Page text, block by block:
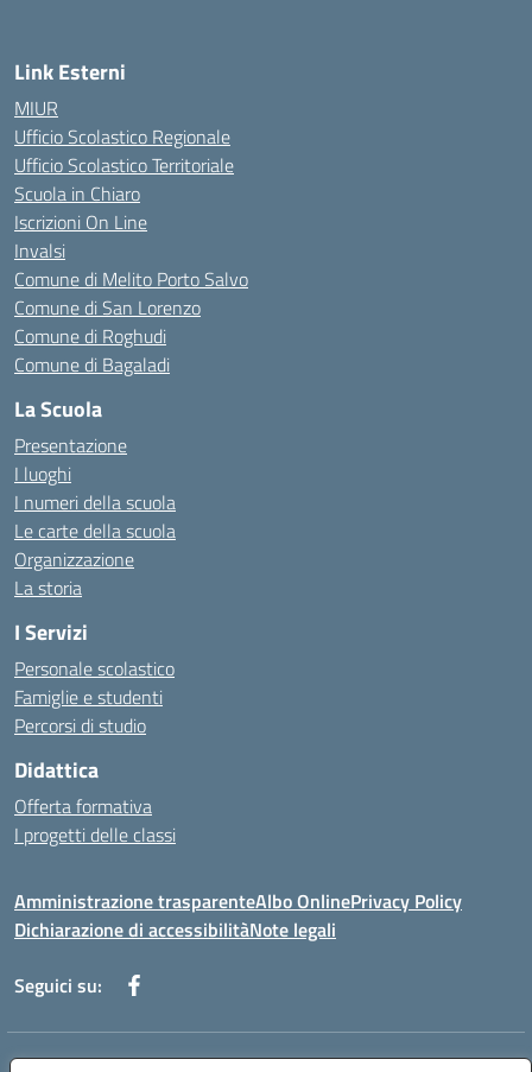
Link Esterni
MIUR
Ufficio Scolastico Regionale
Ufficio Scolastico Territoriale
Scuola in Chiaro
Iscrizioni On Line
Invalsi
Comune di Melito Porto Salvo
Comune di San Lorenzo
Comune di Roghudi
Comune di Bagaladi
La Scuola
Presentazione
I luoghi
I numeri della scuola
Le carte della scuola
Organizzazione
La storia
I Servizi
Personale scolastico
Famiglie e studenti
Percorsi di studio
Didattica
Offerta formativa
I progetti delle classi
Amministrazione trasparenteAlbo OnlinePrivacy Policy
Dichiarazione di accessibilitàNote legali
Seguici su: